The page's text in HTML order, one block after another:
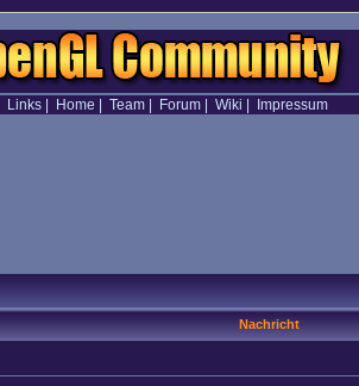
Links| Home Team| Forum| Wiki Impressum
Nachricht